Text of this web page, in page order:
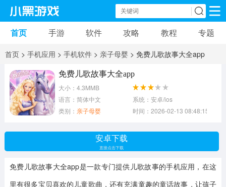
手机游戏 手机软件
安卓游戏 卡牌游戏
益智游戏 音乐游戏 传奇游戏
模拟游戏
策略游戏 文字游戏 角色扮演
首页 手游 软件 攻略 教程 专题
首页 > 手机应用 > 手机软件 > 亲子母婴 > 免费儿歌故事大全app
免费儿歌故事大全app
大小：4.3MMB
语言：简体中文
系统：安卓/ios
类别： 亲子母婴 时间：2026-02-13 08:48:15
安卓下载
直接点击下载
免费儿歌故事大全app是一款专门提供儿歌故事的手机应用，在这
里有很多宝贝喜欢的儿童歌曲，还有充满童趣的童话故事，让孩子